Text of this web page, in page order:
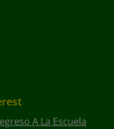
A La Escuela